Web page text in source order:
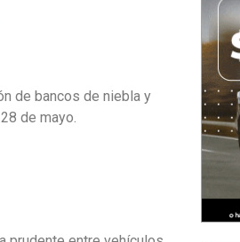
de bancos de niebla y
de mayo.